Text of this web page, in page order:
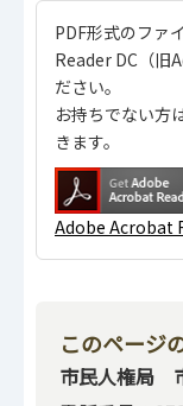
PDF形式のファ
Reader DC（旧
ださい。
お持ちでない方
きます。
Adobe Acrobat
このページ
市民人権局